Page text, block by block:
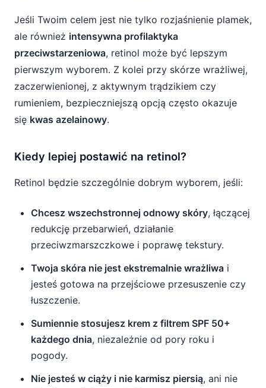
Jeśli Twoim celem jest nie tylko rozjaśnienie plamek,
ale również intensywna profilaktyka
przeciwstarzeniowa, retinol może być lepszym
pierwszym wyborem. Z kolei przy skórze wrażliwej,
zaczerwienionej, z aktywnym trądzikiem czy
rumieniem, bezpieczniejszą opcją często okazuje
się kwas azelainowy.
Kiedy lepiej postawić na retinol?
Retinol będzie szczególnie dobrym wyborem, jeśli:
Chcesz wszechstronnej odnowy skóry, łączącej
redukcję przebarwień, działanie
przeciwzmarszczkowe i poprawę tekstury.
Twoja skóra nie jest ekstremalnie wrażliwa i
jesteś gotowa na przejściowe przesuszenie czy
łuszczenie.
Sumiennie stosujesz krem z filtrem SPF 50+
każdego dnia, niezależnie od pory roku i
pogody.
Nie jesteś w ciąży i nie karmisz piersią, ani nie